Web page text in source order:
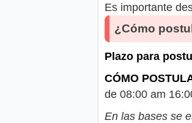
Es importante
¿Cómo
Plazo para
CÓMO
de 08:00 am
En las bases se